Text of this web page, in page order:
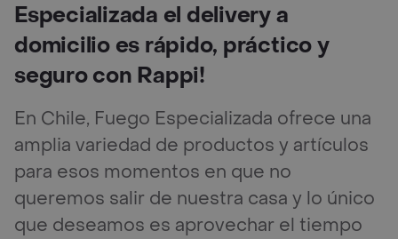
Especializada el delivery a
domicilio es rápido, práctico y
seguro con Rappi!
En Chile, Fuego Especializada ofrece una
amplia variedad de productos y artículos
para esos momentos en que no
queremos salir de nuestra casa y lo único
que deseamos es aprovechar el tiempo